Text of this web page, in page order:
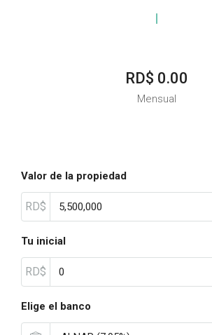
RD$ 0.00
Mensual
Valor de la propiedad
RD$
Tu inicial
RD$
Elige el banco